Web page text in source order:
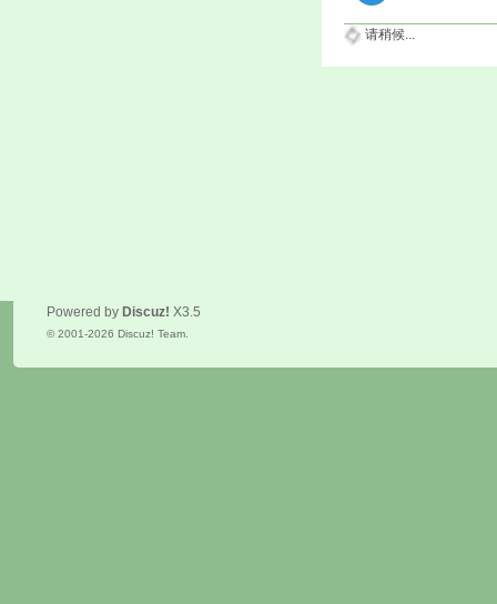
请稍候...
Powered by Discuz! X3.5
© 2001-2026 Discuz! Team